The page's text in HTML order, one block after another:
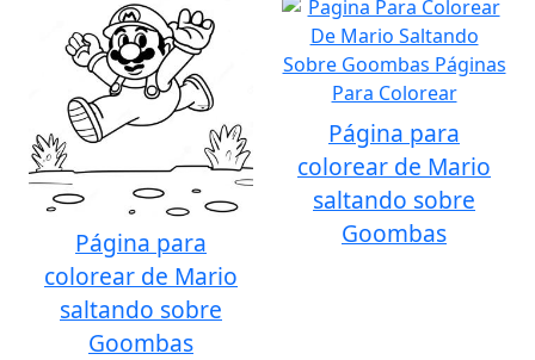
Página para
colorear de Mario
saltando sobre
Goombas
Página para
colorear de Mario
saltando sobre
Goombas